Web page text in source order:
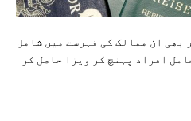
بھی ان ممالک کی فہرست میں شامل
افراد پہنچ کر ویزا حاصل کر